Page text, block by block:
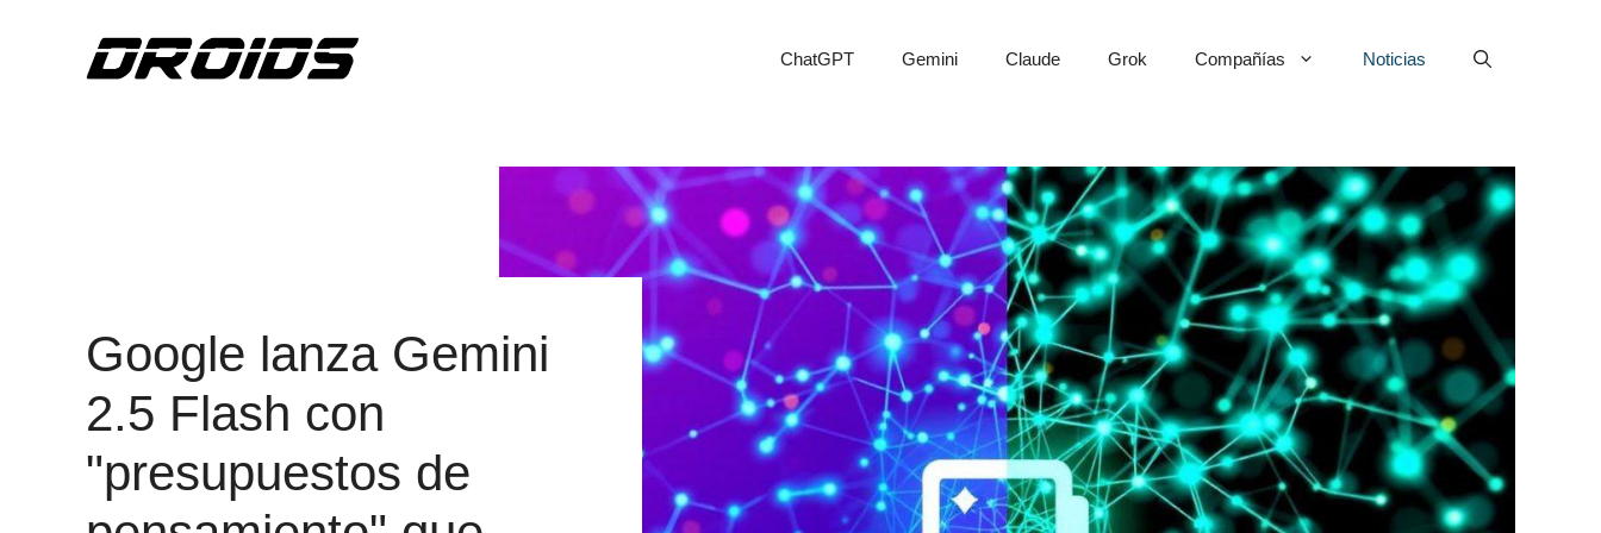
ChatGPT Gemini Claude Grok Compañías Noticias
Google lanza Gemini
2.5 Flash con
"presupuestos de